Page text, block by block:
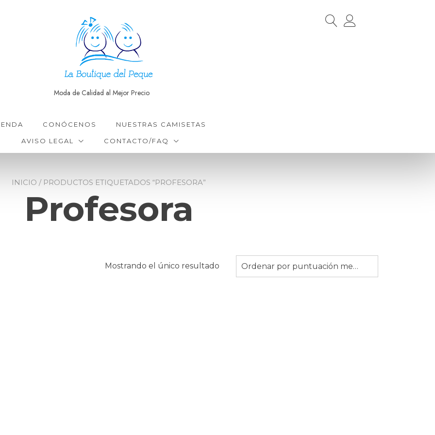
Moda de Calidad al Mejor Precio
CONÓCENOS NUESTRAS CAMISETAS
AVISO LEGAL CONTACTO/FAQ
INICIO / PRODUCTOS ETIQUETADOS “PROFESORA”
Profesora
Mostrando el único resultado Ordenar por puntuación media